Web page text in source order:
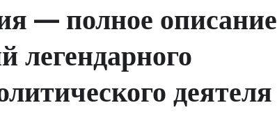
— полное описание
легендарного
деятеля